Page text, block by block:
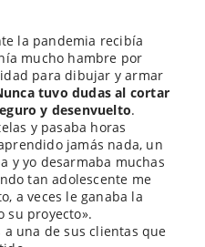
la pandemia recibía
mucho hambre por
para dibujar y armar
tuvo dudas al cortar
y desenvuelto.
y pasaba horas
jamás nada, un
y yo desarmaba muchas
tan adolescente me
a veces le ganaba la
su proyecto».